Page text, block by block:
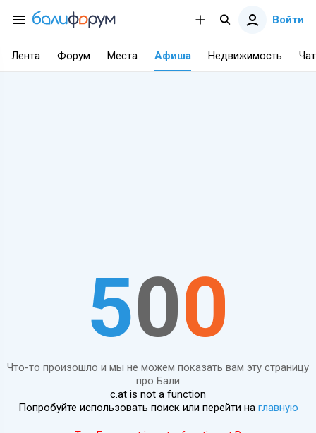
Войти
Лента Форум Места Афиша Недвижимость Чат
500
Что-то произошло и мы не можем показать вам эту страницу
про Бали
c.at is not a function
Попробуйте использовать поиск или перейти на главную